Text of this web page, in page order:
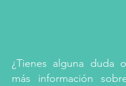
¿Tienes alguna duda
más información